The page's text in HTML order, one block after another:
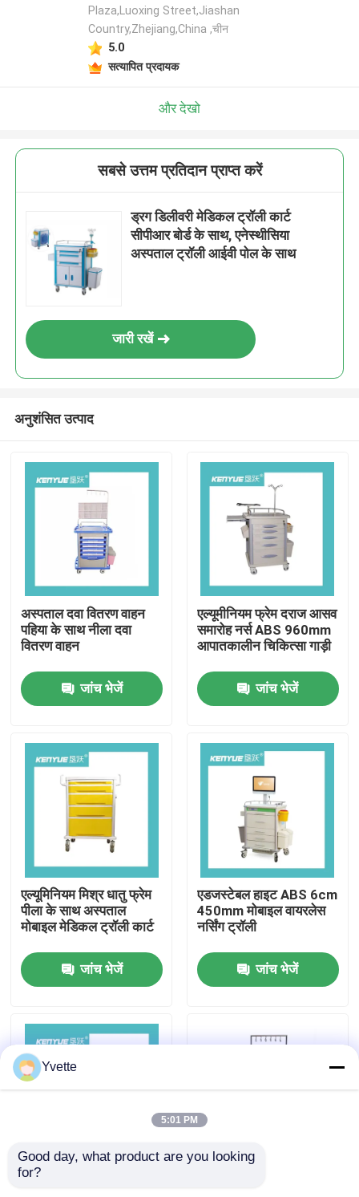
उत्पादों
हमारे बारे में
कारखाने का दौरा
गुणवत्ता नियंत्रण
हमसे संपर्क करें
समाचार
मामले
Plaza,Luoxing Street,Jiashan
Country,Zhejiang,China ,चीन
5.0
सत्यापित प्रदायक
और देखो
सबसे उत्तम प्रतिदान प्राप्त करें
ड्रग डिलीवरी मेडिकल ट्रॉली कार्ट
सीपीआर बोर्ड के साथ, एनेस्थीसिया
अस्पताल ट्रॉली आईवी पोल के साथ
जारी रखें
अनुशंसित उत्पाद
अस्पताल दवा वितरण वाहन
पहिया के साथ नीला दवा
वितरण वाहन
जांच भेजें
एल्यूमीनियम फ्रेम दराज आसव
समारोह नर्स ABS 960mm
आपातकालीन चिकित्सा गाड़ी
जांच भेजें
एल्यूमिनियम मिश्र धातु फ्रेम
पीला के साथ अस्पताल
मोबाइल मेडिकल ट्रॉली कार्ट
जांच भेजें
एडजस्टेबल हाइट ABS 6cm
450mm मोबाइल वायरलेस
नर्सिंग ट्रॉली
जांच भेजें
चिकित्सा फर्नीचर एबीएस
Yvette
5:01 PM
Good day, what product are you looking
for?